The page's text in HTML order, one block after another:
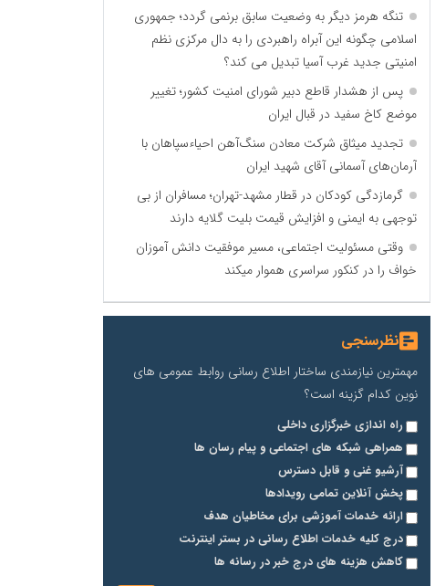
تنگه هرمز دیگر به وضعیت سابق برنمی گردد؛ جمهوری
اسلامی چگونه این آبراه راهبردی را به دال مرکزی نظم
امنیتی جدید غرب آسیا تبدیل می کند؟
پس از هشدار قاطع دبیر شورای امنیت کشور؛ تغییر
موضع کاخ سفید در قبال ایران
تجدید میثاق شرکت معادن سنگ‌آهن احیاءسپاهان با
آرمان‌های آسمانی آقای شهید ایران
گرمازدگی کودکان در قطار مشهد-تهران؛ مسافران از بی
توجهی به ایمنی و افزایش قیمت بلیت گلایه دارند
وقتی مسئولیت اجتماعی، مسیر موفقیت دانش آموزان
خواف را در کنکور سراسری هموار میکند
نظرسنجی
مهمترین نیازمندی ساختار اطلاع رسانی روابط عمومی های
نوین کدام گزینه است؟
راه اندازی خبرگزاری داخلی
همراهی شبکه های اجتماعی و پیام رسان ها
آرشیو غنی و قابل دسترس
پخش آنلاین تمامی رویدادها
ارائه خدمات آموزشی برای مخاطیان هدف
درج کلیه خدمات اطلاع رسانی در بستر اینترنت
کاهش هزینه های درج خبر در رسانه ها